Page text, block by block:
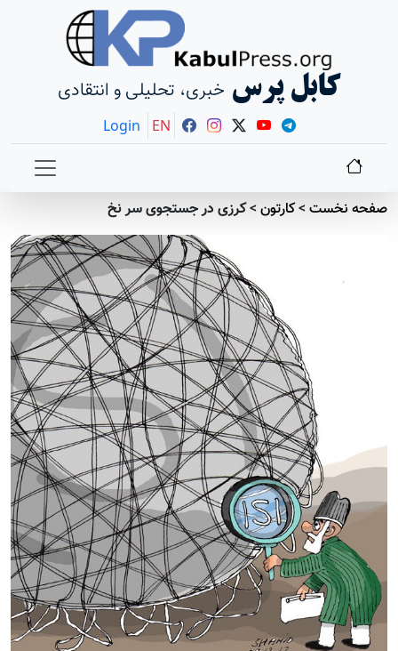
کابل پرس خبری، تحلیلی و انتقادی
Login EN
صفحه نخست>کارتون>کرزی در جستجوی سر نخ